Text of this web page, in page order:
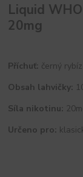
Liquid
20mg
Příchuť: černý rybíz
Obsah lahvičky:
Síla nikotinu:
Určeno pro: